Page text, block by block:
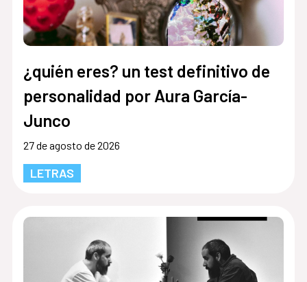
¿quién eres? un test definitivo de
personalidad por Aura García-
Junco
27 de agosto de 2026
LETRAS